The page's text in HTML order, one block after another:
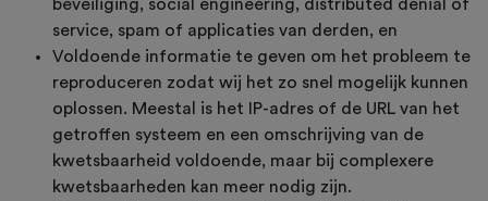
beveiliging, social engineering, distributed denial of
service, spam of applicaties van derden, en
Voldoende informatie te geven om het probleem te
reproduceren zodat wij het zo snel mogelijk kunnen
oplossen. Meestal is het IP-adres of de URL van het
getroffen systeem en een omschrijving van de
kwetsbaarheid voldoende, maar bij complexere
kwetsbaarheden kan meer nodig zijn.